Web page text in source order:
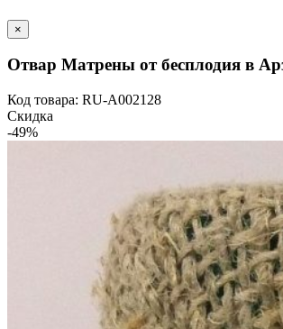
×
Отвар Матрены от бесплодия в
Код товара: RU-A002128
Скидка
-49%